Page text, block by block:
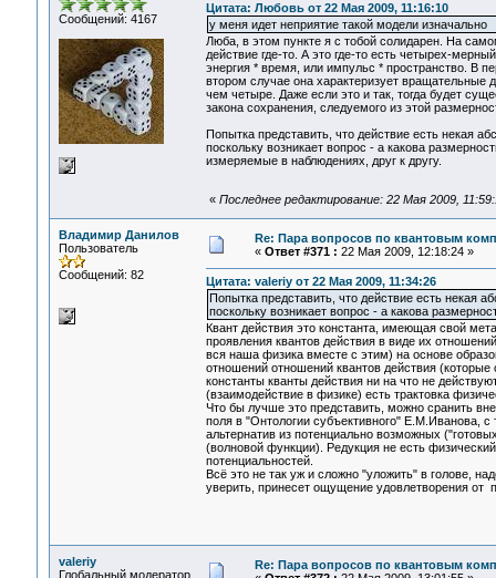
Сообщений: 4167
Цитата: Любовь от 22 Мая 2009, 11:16:10
у меня идет неприятие такой модели изначально
Люба, в этом пункте я с тобой солидарен. На
действие где-то. А это где-то есть четырех-
энергия * время, или импульс * пространство. В
втором случае она характеризует
чем четыре. Даже если это и так, тогда будет
закона сохранения, следуемого из этой
Попытка представить, что действие есть некая
поскольку возникает вопрос - а какова
измеряемые в наблюдениях, друг к другу.
« Последнее редактирование: 22 Мая 2009,
Владимир Данилов
Пользователь
Сообщений: 82
Re: Пара вопросов по квантовым
« Ответ #371 : 22 Мая 2009, 12:18:24 »
Цитата: valeriy от 22 Мая 2009, 11:34:26
Попытка представить, что действие есть некая
поскольку возникает вопрос - а какова
Квант действия это константа, имеющая свой
проявления квантов действия в виде их
вся наша физика вместе с этим) на основе
отношений отношений квантов действия
константы кванты действия ни на что не
(взаимодействие в физике) есть трактовка
Что бы лучше это представить, можно сранить
поля в "Онтологии субъективного" Е.М.Иванова,
альтернатив из потенциально возможных
(волновой функции). Редукция не есть
потенциальностей.
Всё это не так уж и сложно "уложить" в голове,
уверить, принесет ощущение удовлетворения от
valeriy
Глобальный модератор
Re: Пара вопросов по квантовым